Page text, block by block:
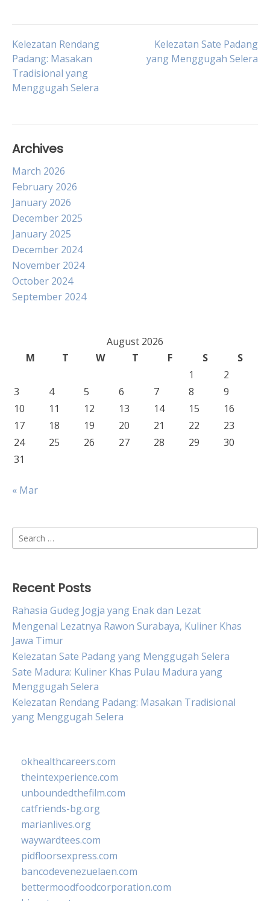
Post
navigation
Kelezatan Rendang
Padang: Masakan
Tradisional yang
Menggugah Selera
Kelezatan Sate Padang
yang Menggugah Selera
Archives
March 2026
February 2026
January 2026
December 2025
January 2025
December 2024
November 2024
October 2024
September 2024
August 2026
M
T W T F S
S
1
2
3
4 5 6 7 8
9
10
11 12 13 14 15
16
17
18 19 20 21 22
23
24
25 26 27 28 29
30
31
« Mar
Search
for:
Recent Posts
Rahasia Gudeg Jogja yang Enak dan Lezat
Mengenal Lezatnya Rawon Surabaya, Kuliner Khas
Jawa Timur
Kelezatan Sate Padang yang Menggugah Selera
Sate Madura: Kuliner Khas Pulau Madura yang
Menggugah Selera
Kelezatan Rendang Padang: Masakan Tradisional
yang Menggugah Selera
okhealthcareers.com
theintexperience.com
unboundedthefilm.com
catfriends-bg.org
marianlives.org
waywardtees.com
pidfloorsexpress.com
bancodevenezuelaen.com
bettermoodfoodcorporation.com